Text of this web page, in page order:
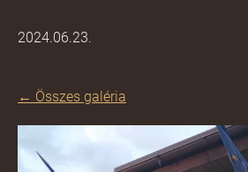
2024.06.23.
Összes galéria